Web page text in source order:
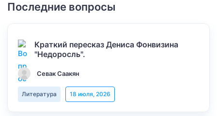
Последние вопросы
Краткий пересказ Дениса Фонвизина
"Недоросль".
Севак Саакян
Литература 18 июля, 2026